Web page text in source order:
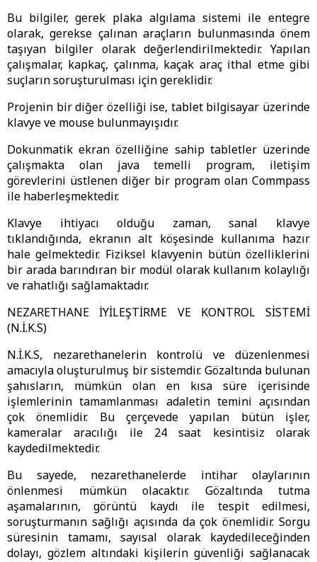
Bu bilgiler, gerek plaka algılama sistemi ile entegre
olarak, gerekse çalınan araçların bulunmasında önem
taşıyan bilgiler olarak değerlendirilmektedir. Yapılan
çalışmalar, kapkaç, çalınma, kaçak araç ithal etme gibi
suçların soruşturulması için gereklidir.
Projenin bir diğer özelliği ise, tablet bilgisayar üzerinde
klavye ve mouse bulunmayışıdır.
Dokunmatik ekran özelliğine sahip tabletler üzerinde
çalışmakta olan java temelli program, iletişim
görevlerini üstlenen diğer bir program olan Commpass
ile haberleşmektedir.
Klavye ihtiyacı olduğu zaman, sanal klavye
tıklandığında, ekranın alt köşesinde kullanıma hazır
hale gelmektedir. Fiziksel klavyenin bütün özelliklerini
bir arada barındıran bir modül olarak kullanım kolaylığı
ve rahatlığı sağlamaktadır.
NEZARETHANE İYİLEŞTİRME VE KONTROL SİSTEMİ
(N.İ.K.S)
N.İ.K.S, nezarethanelerin kontrolü ve düzenlenmesi
amacıyla oluşturulmuş bir sistemdir. Gözaltında bulunan
şahısların, mümkün olan en kısa süre içerisinde
işlemlerinin tamamlanması adaletin temini açısından
çok önemlidir. Bu çerçevede yapılan bütün işler,
kameralar aracılığı ile 24 saat kesintisiz olarak
kaydedilmektedir.
Bu sayede, nezarethanelerde intihar olaylarının
önlenmesi mümkün olacaktır. Gözaltında tutma
aşamalarının, görüntü kaydı ile tespit edilmesi,
soruşturmanın sağlığı açısında da çok önemlidir. Sorgu
süresinin tamamı, sayısal olarak kaydedileceğinden
dolayı, gözlem altındaki kişilerin güvenliği sağlanacak